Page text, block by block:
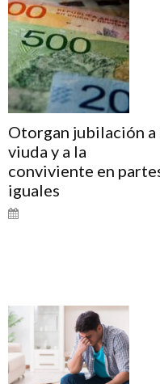
Otorgan jubilación a
viuda y a la
conviviente en
iguales